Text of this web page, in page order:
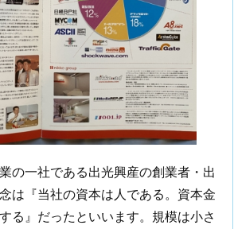
の一社である出光興産の創業者・出
は『当社の資本は人である。資本金
る』だったといいます。規模は小さ